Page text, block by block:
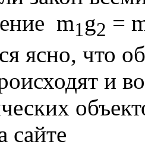
m1g2 =
ясно, что
и
сайте